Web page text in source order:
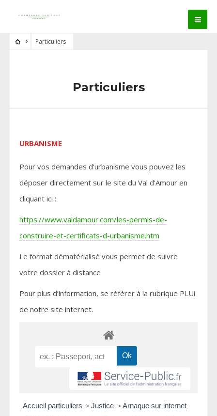
Particuliers
Particuliers
URBANISME
Pour vos demandes d’urbanisme vous pouvez les
déposer directement sur le site du Val d’Amour en
cliquant ici :
https://www.valdamour.com/les-permis-de-
construire-et-certificats-d-urbanisme.htm
Le format dématérialisé vous permet de suivre
votre dossier à distance
Pour plus d’information, se référer à la rubrique PLUi
de notre site internet.
Accueil particuliers > Justice > Arnaque sur internet